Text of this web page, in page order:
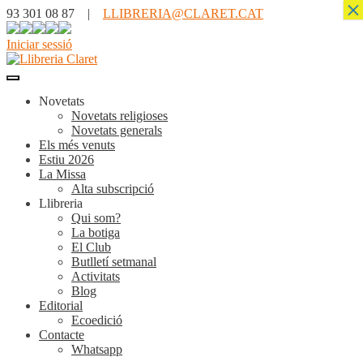
93 301 08 87 | LLIBRERIA@CLARET.CAT
Iniciar sessió
Novetats
Novetats religioses
Novetats generals
Els més venuts
Estiu 2026
La Missa
Alta subscripció
Llibreria
Qui som?
La botiga
El Club
Butlletí setmanal
Activitats
Blog
Editorial
Ecoedició
Contacte
Whatsapp
×